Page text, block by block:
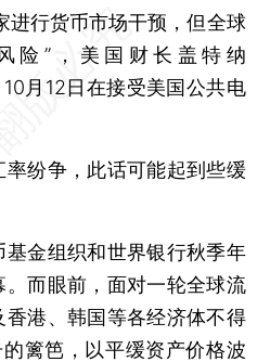
行货币市场干预，但全球
险”，美国财长盖特纳
月12日在接受美国公共电
纷争，此话可能起到些缓
金组织和世界银行秋季年
而眼前，面对一轮全球流
港、韩国等各经济体不得
篱笆，以平缓资产价格波